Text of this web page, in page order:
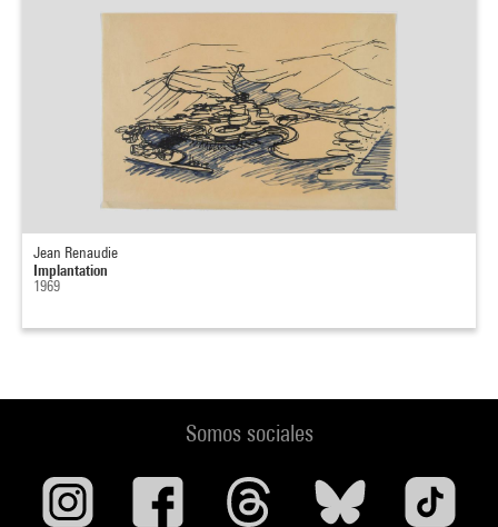
Jean Renaudie
Implantation
1969
Somos sociales